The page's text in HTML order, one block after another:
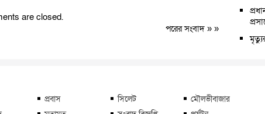
are closed.
পরের সংবাদ » »
প্রবাস সিলেট
মৌলভীবাজার